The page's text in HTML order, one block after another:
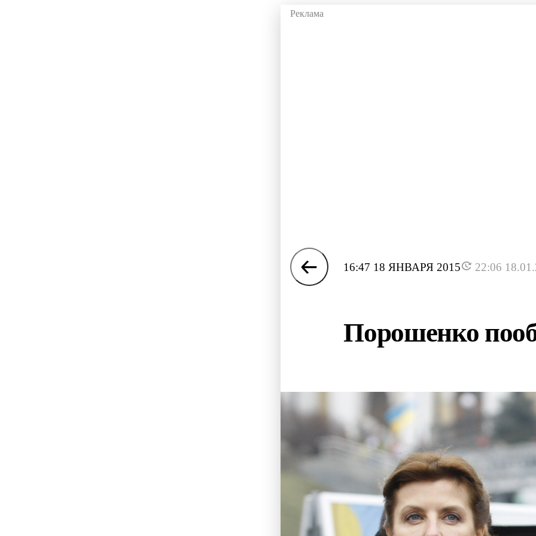
16:47 18 ЯНВАРЯ 2015 22:06
Порошенко